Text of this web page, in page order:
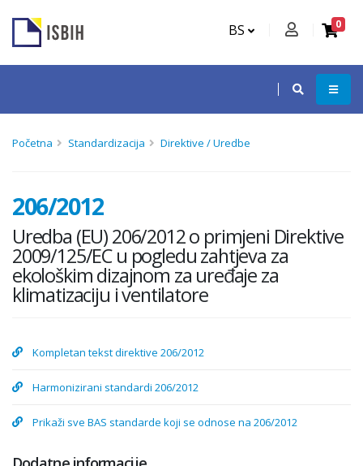
BS 0
Početna Standardizacija Direktive / Uredbe
206/2012
Uredba (EU) 206/2012 o primjeni Direktive
2009/125/EC u pogledu zahtjeva za
ekološkim dizajnom za uređaje za
klimatizaciju i ventilatore
Kompletan tekst direktive 206/2012
Harmonizirani standardi 206/2012
Prikaži sve BAS standarde koji se odnose na 206/2012